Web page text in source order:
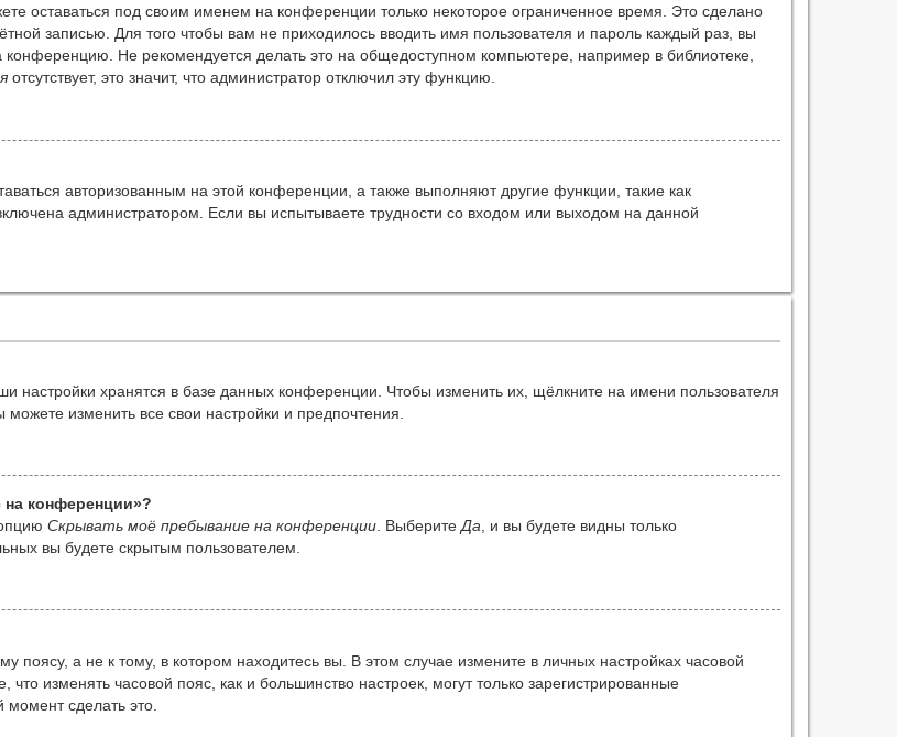
оставаться под своим именем на конференции только некоторое ограниченное время. Это сделано
записью. Для того чтобы вам не приходилось вводить имя пользователя и пароль каждый раз, вы
конференцию. Не рекомендуется делать это на общедоступном компьютере, например в библиотеке,
отсутствует, это значит, что администратор отключил эту функцию.
авторизованным на этой конференции, а также выполняют другие функции, такие как
администратором. Если вы испытываете трудности со входом или выходом на данной
настройки хранятся в базе данных конференции. Чтобы изменить их, щёлкните на имени пользователя
можете изменить все свои настройки и предпочтения.
на конференции»?
Скрывать моё пребывание на конференции. ВыберитеДа, и вы будете видны только
вы будете скрытым пользователем.
поясу, а не к тому, в котором находитесь вы. В этом случае измените в личных настройках часовой
изменять часовой пояс, как и большинство настроек, могут только зарегистрированные
сделать это.